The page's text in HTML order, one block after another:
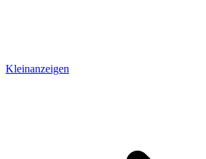
Kleinanzeigen